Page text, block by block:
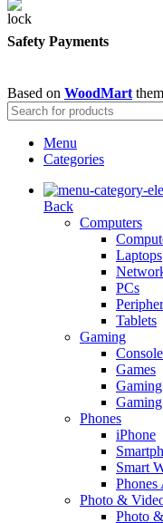
Safety Payments
Based on WoodMart
Menu
Categories
Back
Computers
Laptops
PCs
Tablets
Gaming
Games
Phones
iPhone
Smart
Phones
Photo &
Photo